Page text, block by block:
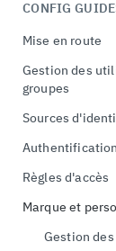
menaces
CONFIG
Mise en route
S'inscrire à
Premier
Connecter un
d'application
Connexion à
Gestion des
groupes
Configurer
Sources
Utiliser les
Liaison
Connexion à
Inscription en
Protéger
Activer l'AMF
Règles d'accès
Appliquer
à l'interface
Marque et
Gestion